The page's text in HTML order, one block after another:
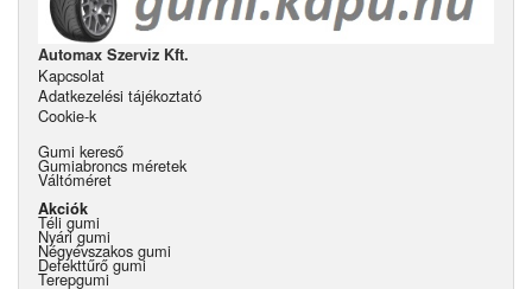
Automax Szerviz Kft.
Kapcsolat
Adatkezelési tájékoztató
Cookie-k
Gumi kereső
Gumiabroncs méretek
Váltóméret
Akciók
Téli gumi
Nyári gumi
Négyévszakos gumi
Defekttűrő gumi
Terepgumi